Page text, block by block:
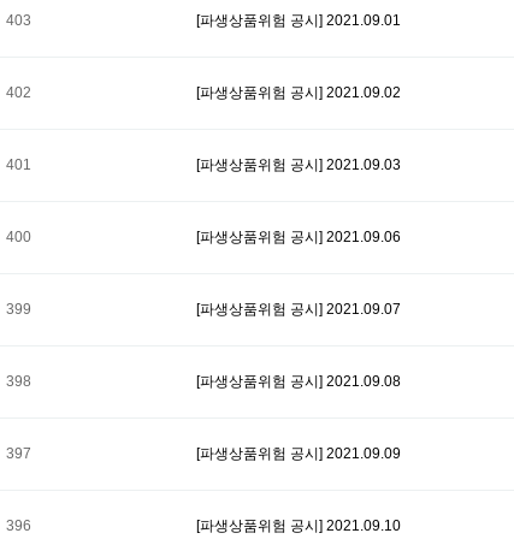
403 [파생상품위험 공시] 2021.09.01
402 [파생상품위험 공시] 2021.09.02
401 [파생상품위험 공시] 2021.09.03
400 [파생상품위험 공시] 2021.09.06
399 [파생상품위험 공시] 2021.09.07
398 [파생상품위험 공시] 2021.09.08
397 [파생상품위험 공시] 2021.09.09
396 [파생상품위험 공시] 2021.09.10